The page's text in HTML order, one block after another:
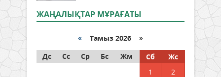
ЖАҢАЛЫҚТАР МҰРАҒАТЫ
« Тамыз 2026 »
Дс
Сс Ср Бс Жм Сб
Жс
1
2